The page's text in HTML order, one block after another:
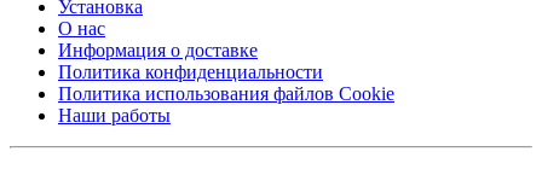
Установка
О нас
Информация о доставке
Политика конфиденциальности
Политика использования файлов Cookie
Наши работы